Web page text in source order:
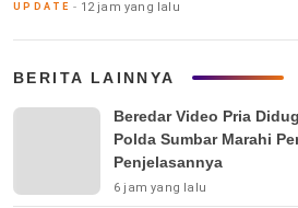
UPDATE 12 jam yang lalu
BERITA LAINNYA
Beredar Video Pria
Polda Sumbar Marahi
Penjelasannya
6 jam yang lalu